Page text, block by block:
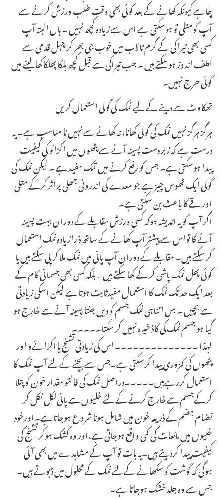
چاہے کیونکہ کھانے کے بعد کوئی بھی وقت طلب ورزش کرنے سے
آپ کومتلی تو ہوسکتی ہے اس سے زیادہ کچھ نہیں ۔ ہاں البتہ آپ
کسی بھی تیراکی کے گرم تالاب میں خوب جی بھر کر چہل قدمی سے
لطف اندوز ہو سکتے ہیں ۔ جب تیراکی سے قبل کچھ ہلکا پھلکاکھا لینے میں
کوئی حرج نہیں۔
تھکاوٹ سے دینے کے لیے نمک کی گولی استعمال کریں
ہرگز ہرگز نہیں نمک کی گولی کھانا، نہ کھانے سے نہیں نا مناسب ہے۔ یہ
درست ہے کہ ز بر دست پسینہ آنے سے پٹھوں میں اکڑائو کی کیفیت
پیدا ہوسکتی ہے۔ جس کو رفع کرنے میں تمک مفید ہے ۔ لیکن نمک کی
گولی ایک ٹھوس چیز ہے جو معدے کی اندرونی جھلی پر اثر کرکےمتلی
اور قے کا باعث بن سکتی ہے۔
اگر آپ کو یہ اندیشہ ہوکہ کسی ورزش مقابلے کے دوران بہت پسینہ
آئے گا تواس سے پیشتر آپ کھانے کے ساتھ ذ رازیادہ نمک استعمال
کر سکتے ہیں۔ مقابلے کے دوران آپ پانی میں نمک ملا کر پی سکتے ہیں یا
کوئی پھل نمک پاشی کر کے کھا سکتے ہیں۔ بلکہ کسی بھی جسمانی کام کے
بعد ایک حد تک نمک کا استعمال مفیدثابت ہوتا ہے لیکن اسکی زیادتی
سے بچیں ۔ بس اتناہی نمک جسم کو دیں جنتا پسینہ آنے سے خارج ہو
گیا ہو جسم نمک کی کاذ خیرہ نہیں کر سکتا۔۔۔۔۔
لہذا ۔۔۔۔۔۔۔۔۔۔۔۔۔۔ اس کی زیادتی تشنج یا اکڑائےو اور
پٹھوں کی کمزوری پیدا کرسکتی ہے۔جس سے بچنے کےلئے آپ نمک کا
استعمال کررہےہیں۔۔۔۔۔دراصل نمک کی فالتو مقدار خون کو پتلا
کرکےجسم سے خارج کرنے کے لئے خلیوں سے پانی نکل نکل کر
نضام ہضم کے ذریعہ خون میں شامل ہونا شروع ہوجاتا ہے۔اورخود
خلیوں میں مائعات کی کمی واقع ہوجاتی ہے،اور وہ کشک ہوکر تشنج کی
کیفیت پیدا کردیتے ہیں۔یہ بات تو آپ کے مشاہدے میں بھی آئی
ہوگی کہ گوشت کو سکھانے کےلئے نمک کے محلول میں ڈبوتے ہیں۔
جس سے وہ جلد خشک ہوجاتا ہے۔